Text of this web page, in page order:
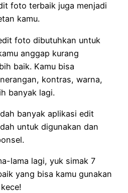
foto terbaik juga menjadi
kamu.
foto dibutuhkan untuk
anggap kurang
baik. Kamu bisa
kontras, warna,
banyak lagi.
banyak aplikasi edit
untuk digunakan dan
lama lagi, yuk simak 7
yang bisa kamu gunakan